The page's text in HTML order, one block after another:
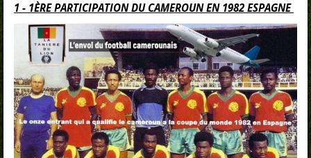
1 - 1ÈRE PARTICIPATION DU CAMEROUN EN 1982 ESPAGNE